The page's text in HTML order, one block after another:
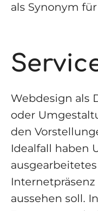
als Synonym für
Webdesign als
oder
den
Idealfall haben
aussehen soll.